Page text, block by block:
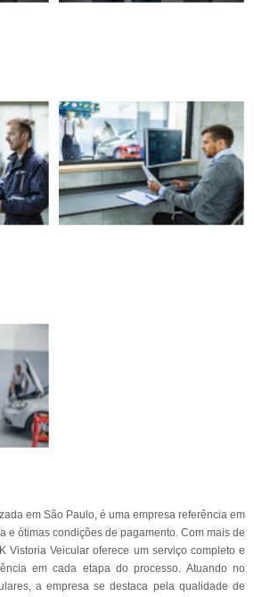
em São Paulo, é uma empresa referência em
e ótimas condições de pagamento. Com mais de
Vistoria Veicular oferece um serviço completo e
em cada etapa do processo. Atuando no
a empresa se destaca pela qualidade de